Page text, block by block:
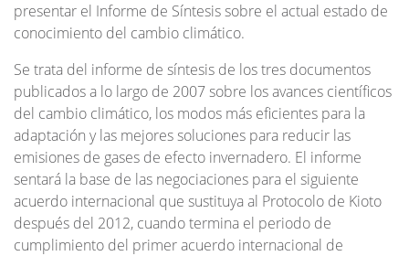
presentar el Informe de Síntesis sobre el actual estado de
conocimiento del cambio climático.
Se trata del informe de síntesis de los tres documentos
publicados a lo largo de 2007 sobre los avances científicos
del cambio climático, los modos más eficientes para la
adaptación y las mejores soluciones para reducir las
emisiones de gases de efecto invernadero. El informe
sentará la base de las negociaciones para el siguiente
acuerdo internacional que sustituya al Protocolo de Kioto
después del 2012, cuando termina el periodo de
cumplimiento del primer acuerdo internacional de